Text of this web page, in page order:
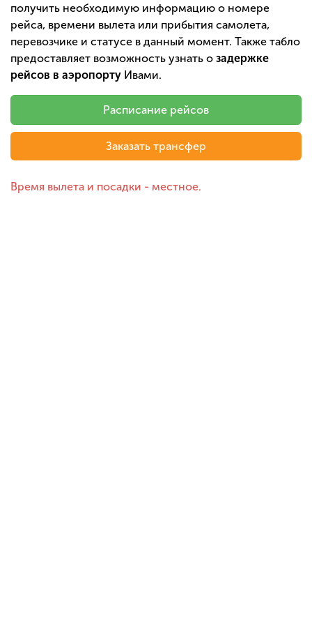
получить необходимую информацию о номере
рейса, времени вылета или прибытия самолета,
перевозчике и статусе в данный момент. Также табло
предоставляет возможность узнать о задержке
рейсов в аэропорту Ивами.
Расписание рейсов
Заказать трансфер
Время вылета и посадки - местное.